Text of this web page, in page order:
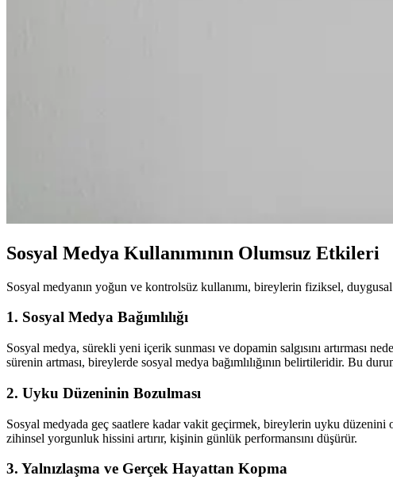
Sosyal Medya Kullanımının Olumsuz Etkileri
Sosyal medyanın yoğun ve kontrolsüz kullanımı, bireylerin fiziksel,
1. Sosyal Medya Bağımlılığı
Sosyal medya, sürekli yeni içerik sunması ve dopamin salgısını artırması
sürenin artması, bireylerde sosyal medya bağımlılığının belirtileridir. Bu
2. Uyku Düzeninin Bozulması
Sosyal medyada geç saatlere kadar vakit geçirmek, bireylerin uyku düzenini
zihinsel yorgunluk hissini artırır, kişinin günlük performansını düşürür.
3. Yalnızlaşma ve Gerçek Hayattan Kopma